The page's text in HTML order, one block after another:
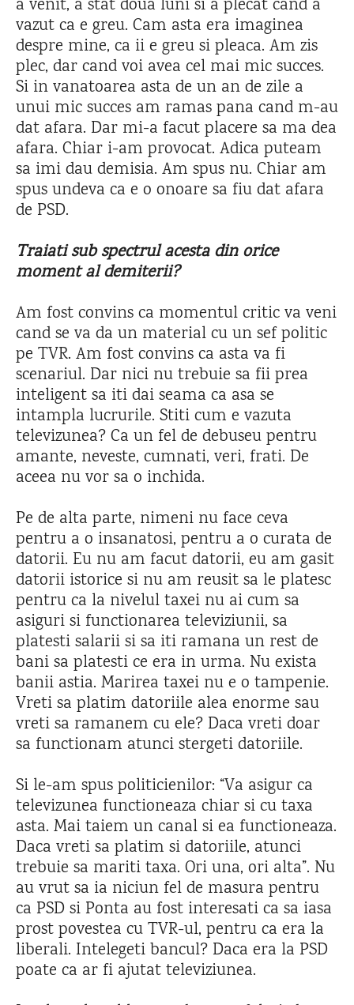
a venit, a stat doua luni si a plecat cand a
vazut ca e greu. Cam asta era imaginea
despre mine, ca ii e greu si pleaca. Am zis
plec, dar cand voi avea cel mai mic succes.
Si in vanatoarea asta de un an de zile a
unui mic succes am ramas pana cand m-au
dat afara. Dar mi-a facut placere sa ma dea
afara. Chiar i-am provocat. Adica puteam
sa imi dau demisia. Am spus nu. Chiar am
spus undeva ca e o onoare sa fiu dat afara
de PSD.
Traiati sub spectrul acesta din orice
moment al demiterii?
Am fost convins ca momentul critic va veni
cand se va da un material cu un sef politic
pe TVR. Am fost convins ca asta va fi
scenariul. Dar nici nu trebuie sa fii prea
inteligent sa iti dai seama ca asa se
intampla lucrurile. Stiti cum e vazuta
televizunea? Ca un fel de debuseu pentru
amante, neveste, cumnati, veri, frati. De
aceea nu vor sa o inchida.
Pe de alta parte, nimeni nu face ceva
pentru a o insanatosi, pentru a o curata de
datorii. Eu nu am facut datorii, eu am gasit
datorii istorice si nu am reusit sa le platesc
pentru ca la nivelul taxei nu ai cum sa
asiguri si functionarea televiziunii, sa
platesti salarii si sa iti ramana un rest de
bani sa platesti ce era in urma. Nu exista
banii astia. Marirea taxei nu e o tampenie.
Vreti sa platim datoriile alea enorme sau
vreti sa ramanem cu ele? Daca vreti doar
sa functionam atunci stergeti datoriile.
Si le-am spus politicienilor: “Va asigur ca
televizunea functioneaza chiar si cu taxa
asta. Mai taiem un canal si ea functioneaza.
Daca vreti sa platim si datoriile, atunci
trebuie sa mariti taxa. Ori una, ori alta”. Nu
au vrut sa ia niciun fel de masura pentru
ca PSD si Ponta au fost interesati ca sa iasa
prost povestea cu TVR-ul, pentru ca era la
liberali. Intelegeti bancul? Daca era la PSD
poate ca ar fi ajutat televiziunea.